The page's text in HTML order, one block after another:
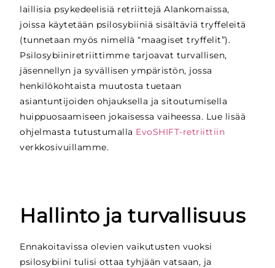
laillisia psykedeelisiä retriittejä Alankomaissa,
joissa käytetään psilosybiiniä sisältäviä tryffeleitä
(tunnetaan myös nimellä “maagiset tryffelit”).
Psilosybiiniretriittimme tarjoavat turvallisen,
jäsennellyn ja syvällisen ympäristön, jossa
henkilökohtaista muutosta tuetaan
asiantuntijoiden ohjauksella ja sitoutumisella
huippuosaamiseen jokaisessa vaiheessa. Lue lisää
ohjelmasta tutustumalla EvoSHIFT-retriittiin
verkkosivuillamme.
Hallinto ja turvallisuus
Ennakoitavissa olevien vaikutusten vuoksi
psilosybiini tulisi ottaa tyhjään vatsaan, ja